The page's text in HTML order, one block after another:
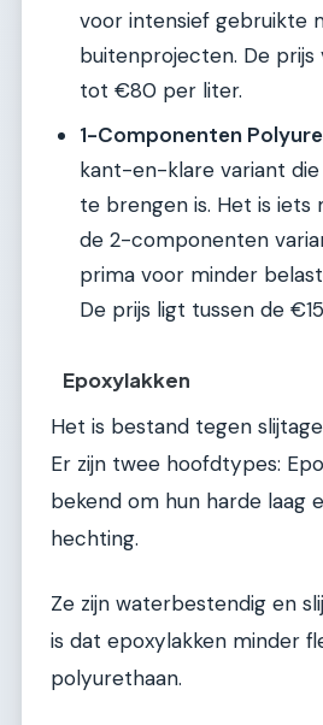
voor intensief gebruikte
buitenprojecten. De
tot €80 per liter.
1-Componenten
kant-en-klare variant
te brengen is. Het is iets
de 2-componenten
prima voor minder
De prijs ligt tussen de
Epoxylakken
Het is bestand tegen
Er zijn twee hoofdtypes:
bekend om hun harde laag
hechting.
Ze zijn waterbestendig en
is dat epoxylakken minder
polyurethaan.